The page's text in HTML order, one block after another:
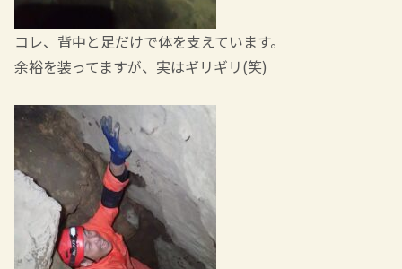
コレ、背中と足だけで体を支えています。
余裕を装ってますが、実はギリギリ(笑)